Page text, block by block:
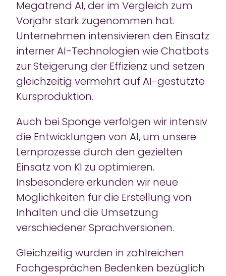
Megatrend AI, der im Vergleich zum
Vorjahr stark zugenommen hat.
Unternehmen intensivieren den Einsatz
interner AI-Technologien wie Chatbots
zur Steigerung der Effizienz und setzen
gleichzeitig vermehrt auf AI-gestützte
Kursproduktion.
Auch bei Sponge verfolgen wir intensiv
die Entwicklungen von AI, um unsere
Lernprozesse durch den gezielten
Einsatz von KI zu optimieren.
Insbesondere erkunden wir neue
Möglichkeiten für die Erstellung von
Inhalten und die Umsetzung
verschiedener Sprachversionen.
Gleichzeitig wurden in zahlreichen
Fachgesprächen Bedenken bezüglich